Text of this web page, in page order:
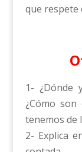
que respete
1- ¿Dónde
¿Cómo
tenemos de
2- Explica